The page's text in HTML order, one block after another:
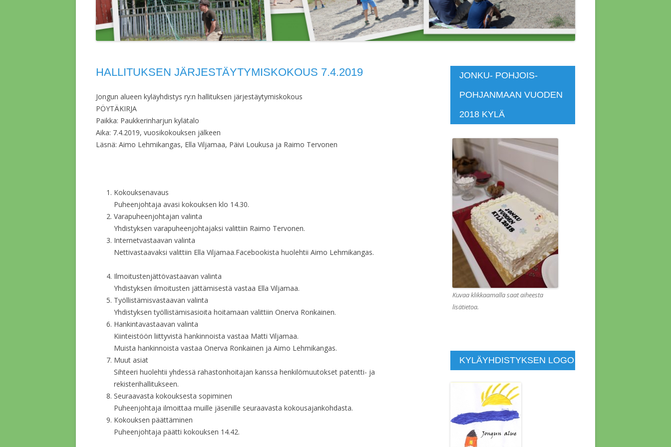
JÄRJESTÄYTYMISKOKOUS
15.4.2018
HALLITUKSEN
JÄRJESTÄYTYMISKOKOUS 4.4.2014
JÄRJESTÄYTYMISKOKOUS 7.4.2019
HALLITUKSEN KOKOUS 12.4.2015
HALLITUKSEN KOKOUS 1.11.2018
HALLITUKSEN KOKOUS 1.2.2022
HALLITUKSEN KOKOUS 1.8.2013
HALLITUKSEN KOKOUS 10.1.2014
HALLITUKSEN KOKOUS 10.10.2015
HALLITUKSEN KOKOUS 10.4.2011
HALLITUKSEN KOKOUS 12.4.2015
HALLITUKSEN KOKOUS 13.6.2014
HALLITUKSEN KOKOUS 14.11.2015
VUOKRATTAVAT ASUNNOT
KAKSIO
PALLOKENTÄN
LAAJENNUSTALKOOT 2004
HALLITUKSEN JÄRJESTÄYTYMISKOKOUS 7.4.2019
Jongun alueen kyläyhdistys ry:n hallituksen järjestäytymiskokous
PÖYTÄKIRJA
Paikka: Paukkerinharjun kylätalo
Aika: 7.4.2019, vuosikokouksen jälkeen
Läsnä: Aimo Lehmikangas, Ella Viljamaa, Päivi Loukusa ja Raimo Tervonen
Kokouksenavaus
Puheenjohtaja avasi kokouksen klo 14.30.
Varapuheenjohtajan valinta
Yhdistyksen varapuheenjohtajaksi valittiin Raimo Tervonen.
Internetvastaavan valinta
Nettivastaavaksi valittiin Ella Viljamaa.Facebookista huolehtii Aimo Lehmikangas.
Ilmoitustenjättövastaavan valinta
Yhdistyksen ilmoitusten jättämisestä vastaa Ella Viljamaa.
Työllistämisvastaavan valinta
Yhdistyksen työllistämisasioita hoitamaan valittiin Onerva Ronkainen.
Hankintavastaavan valinta
Kiinteistöön liittyvistä hankinnoista vastaa Matti Viljamaa.
Muista hankinnoista vastaa Onerva Ronkainen ja Aimo Lehmikangas.
Muut asiat
Sihteeri huolehtii yhdessä rahastonhoitajan kanssa henkilömuutokset patentti- ja
rekisterihallitukseen.
Seuraavasta kokouksesta sopiminen
Puheenjohtaja ilmoittaa muille jäsenille seuraavasta kokousajankohdasta.
Kokouksen päättäminen
Puheenjohtaja päätti kokouksen 14.42.
JONKU- POHJOIS-
POHJANMAAN VUODEN
2018 KYLÄ
Kuvaa klikkaamalla saat aiheesta
lisätietoa.
KYLÄYHDISTYKSEN LOGO